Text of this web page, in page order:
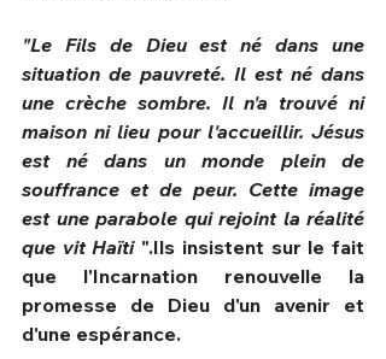
"Le Fils de Dieu est né dans une
situation de pauvreté. Il est né dans
une crèche sombre. Il n'a trouvé ni
maison ni lieu pour l'accueillir. Jésus
est né dans un monde plein de
souffrance et de peur. Cette image
est une parabole qui rejoint la réalité
que vit Haïti ".Ils insistent sur le fait
que l'Incarnation renouvelle la
promesse de Dieu d'un avenir et
d'une espérance.